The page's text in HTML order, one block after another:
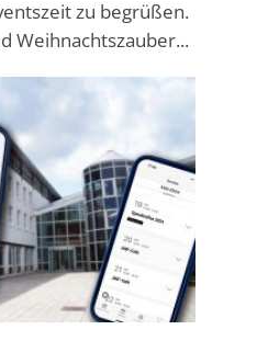
zu begrüßen.
Weihnachtszauber...